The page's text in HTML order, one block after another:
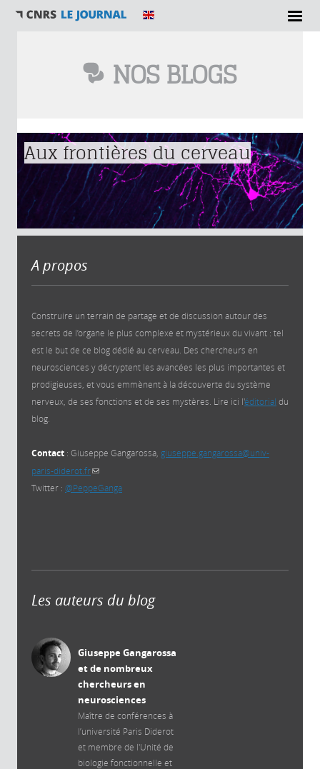
NOS BLOGS
Vous êtes ici
Aux frontières du cerveau
A propos
Construire un terrain de partage et de discussion autour des
secrets de l’organe le plus complexe et mystérieux du vivant : tel
est le but de ce blog dédié au cerveau. Des chercheurs en
neurosciences y décryptent les avancées les plus importantes et
prodigieuses, et vous emmènent à la découverte du système
nerveux, de ses fonctions et de ses mystères. Lire ici l'éditorial du
blog.
Contact : Giuseppe Gangarossa, giuseppe.gangarossa@univ-
paris-diderot.fr(link sends e-mail)
Twitter : @PeppeGanga
Les auteurs du blog
Giuseppe Gangarossa
et de nombreux
chercheurs en
neurosciences
Maître de conférences à
l’université Paris Diderot
et membre de l'Unité de
biologie fonctionnelle et